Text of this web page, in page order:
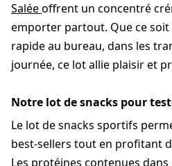
Saléeoffrent un concentré
emporter partout. Que ce
rapide au bureau, dans les
journée, ce lot allie plaisir et
Notre lot de snacks pour
Le lot de snacks sportifs
best-sellers tout en profitant
Les protéines contenues